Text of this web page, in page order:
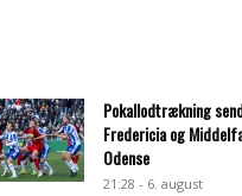
Pokallodtrækning
Fredericia og
Odense
21:28 - 6. august